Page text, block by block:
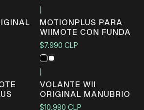
MOTIONPLUS PARA
WIIMOTE CON FUNDA
$7.990 CLP
VOLANTE WII
ORIGINAL MANUBRIO
$10.990 CLP